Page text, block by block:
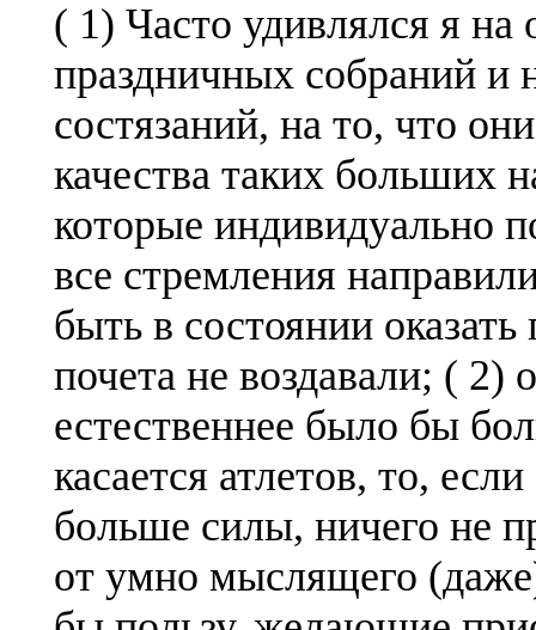
( 1) Часто удивлялся я на
праздничных собраний и
состязаний, на то, что
качества таких больших
которые индивидуально
все стремления
быть в состоянии
почета не воздавали; (
естественнее было бы
касается атлетов, то,
больше силы, ничего не
от умно мыслящего